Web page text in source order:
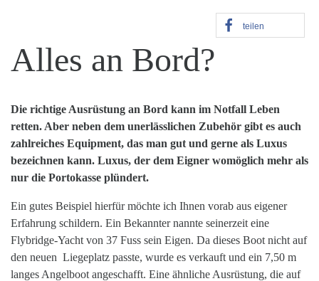
teilen
Alles an Bord?
Die richtige Ausrüstung an Bord kann im Notfall Leben
retten. Aber neben dem unerlässlichen Zubehör gibt es auch
zahlreiches Equipment, das man gut und gerne als Luxus
bezeichnen kann. Luxus, der dem Eigner womöglich mehr als
nur die Portokasse plündert.
Ein gutes Beispiel hierfür möchte ich Ihnen vorab aus eigener
Erfahrung schildern. Ein Bekannter nannte seinerzeit eine
Flybridge-Yacht von 37 Fuss sein Eigen. Da dieses Boot nicht auf
den neuen Liegeplatz passte, wurde es verkauft und ein 7,50 m
langes Angelboot angeschafft. Eine ähnliche Ausrüstung, die auf